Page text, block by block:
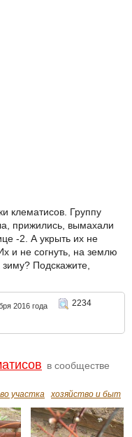
клематисов. Группу
прижились, вымахали
-2. А укрыть их не
и не согнуть, на землю
Подскажите,
2016 года
2234
в сообществе
участка хозяйство и быт